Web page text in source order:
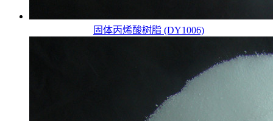
固体丙烯酸树脂 (DY1006)